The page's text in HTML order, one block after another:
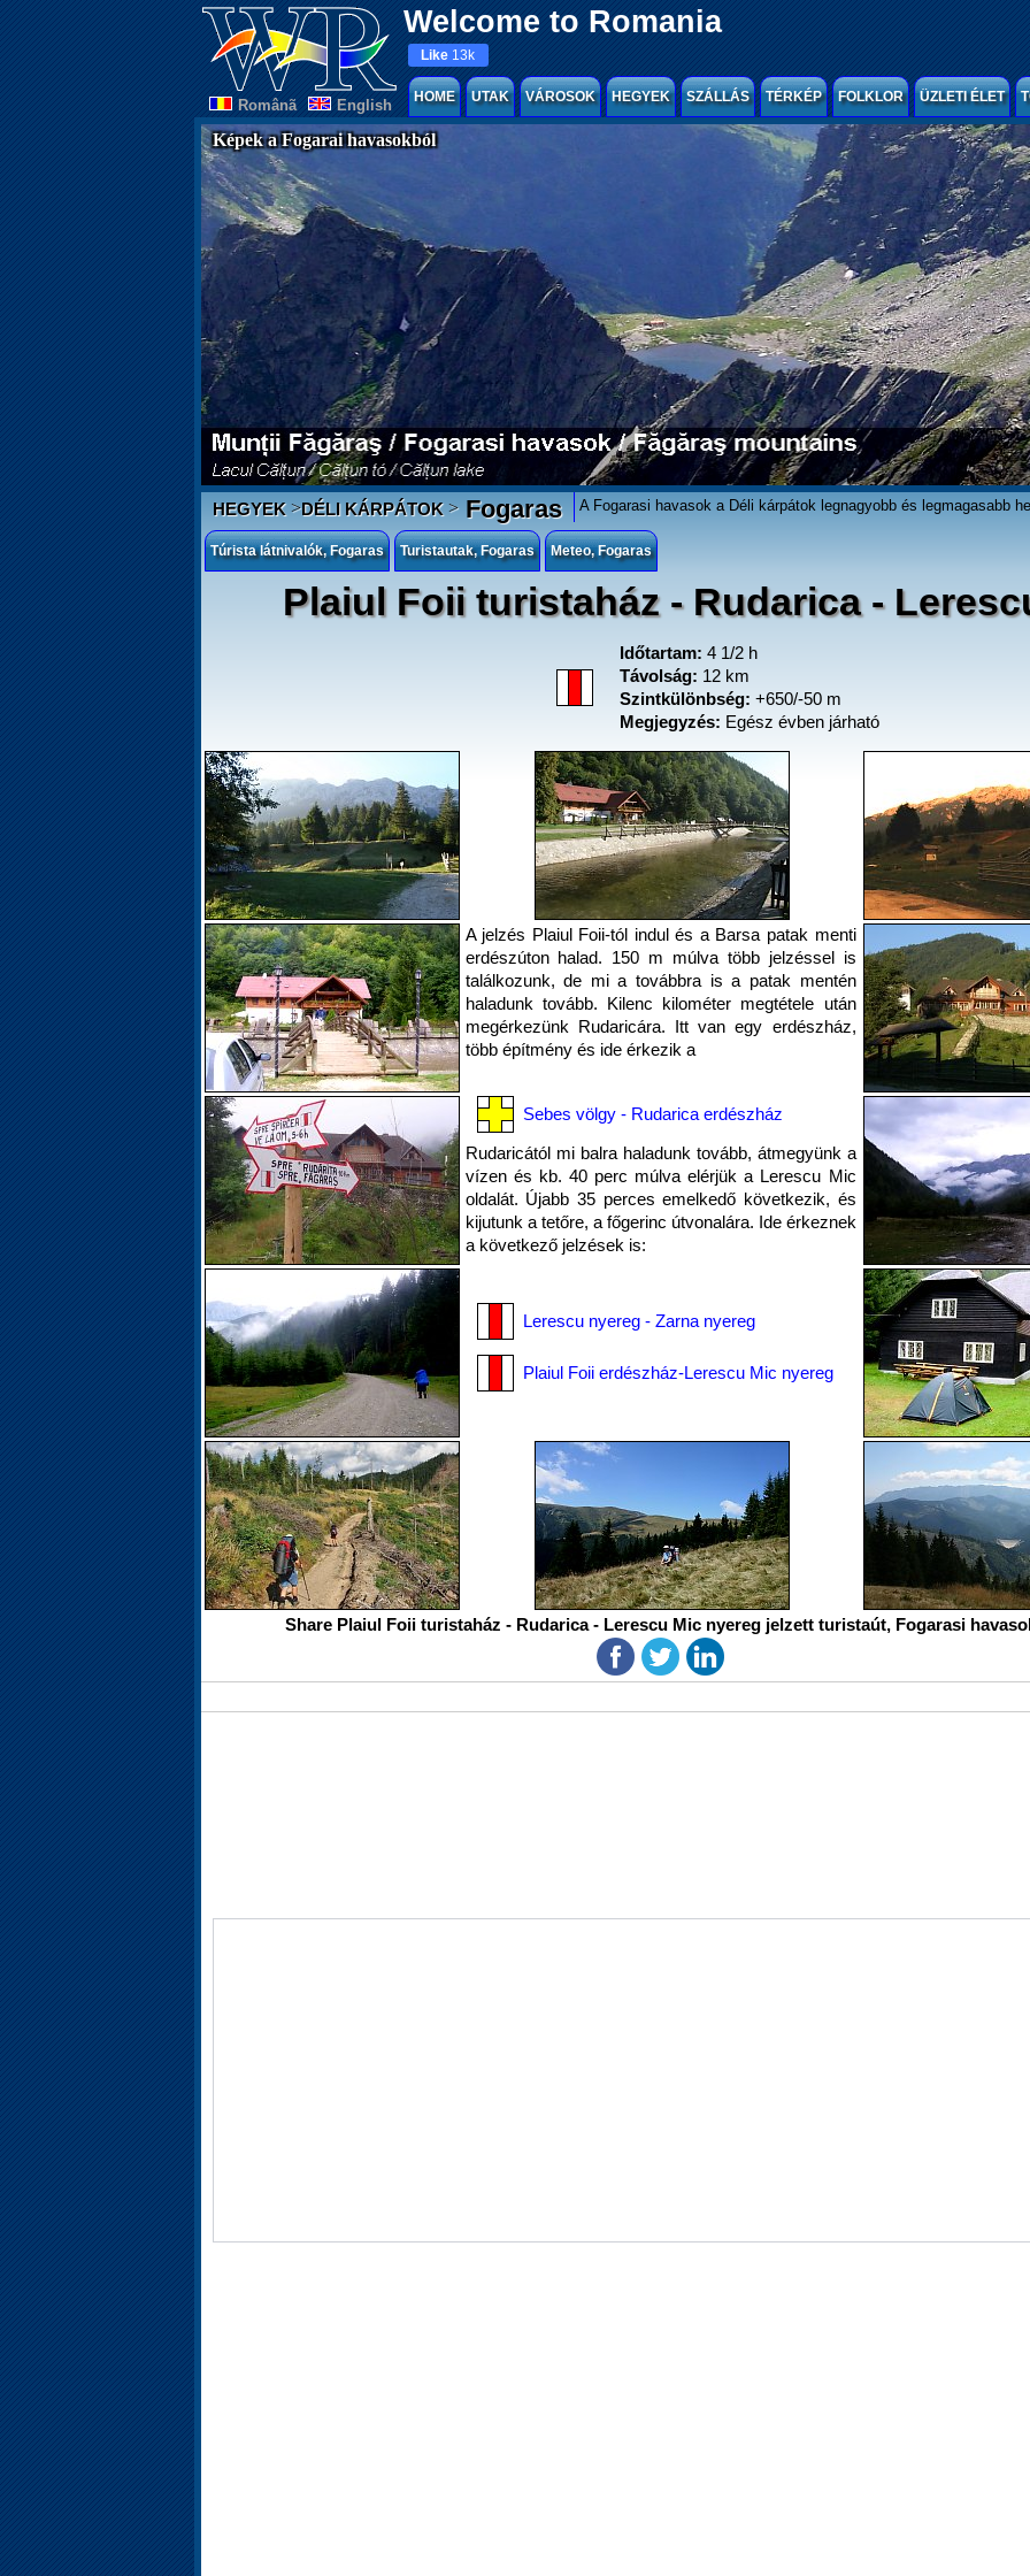
Welcome to Romania
Românã English
Like 13k
HOME UTAK VÁROSOK HEGYEK SZÁLLÁS TÉRKÉP FOLKLOR ÜZLETI ÉLET
Képek a Fogarai havasokból
HEGYEK>DÉLI KÁRPÁTOK>Fogaras A Fogarasi havasok a Déli kárpátok legnagyobb és legmagasabb
Túrista látnivalók, Fogaras Turistautak, Fogaras Meteo, Fogaras
Plaiul Foii turistaház - Rudarica -
Időtartam: 4 1/2 h
Távolság: 12 km
Szintkülönbség: +650/-50 m
Megjegyzés: Egész évben járható
A jelzés Plaiul Foii-tól indul és a Barsa patak menti
erdészúton halad. 150 m múlva több jelzéssel is
találkozunk, de mi a továbbra is a patak mentén
haladunk tovább. Kilenc kilométer megtétele után
megérkezünk Rudaricára. Itt van egy erdészház,
több építmény és ide érkezik a
Sebes völgy - Rudarica erdészház
Rudaricától mi balra haladunk tovább, átmegyünk a
vízen és kb. 40 perc múlva elérjük a Lerescu Mic
oldalát. Újabb 35 perces emelkedő következik, és
kijutunk a tetőre, a főgerinc útvonalára. Ide érkeznek
a következő jelzések is:
Lerescu nyereg - Zarna nyereg
Plaiul Foii erdészház-Lerescu Mic nyereg
Share Plaiul Foii turistaház - Rudarica - Lerescu Mic nyereg jelzett turistaút, Fogarasi